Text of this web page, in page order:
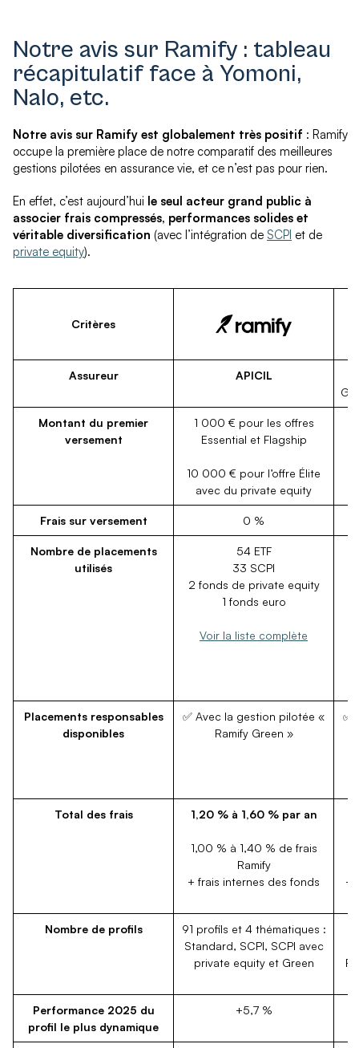
Notre avis sur Ramify : tableau
récapitulatif face à Yomoni,
Nalo, etc.
Notre avis sur Ramify est globalement très positif : Ramify
occupe la première place de notre comparatif des meilleures
gestions pilotées en assurance vie, et ce n’est pas pour rien.
En effet, c’est aujourd’hui le seul acteur grand public à
associer frais compressés, performances solides et
véritable diversification (avec l’intégration de SCPI et de
private equity).
Critères
Assureur
APICIL
Montant du premier
versement
1 000 € pour les offres
Essential et Flagship
10 000 € pour l’offre Élite
avec du private equity
Frais sur versement 0 %
Nombre de placements
utilisés
54 ETF
33 SCPI
2 fonds de private equity
1 fonds euro
Voir la liste complète
Placements responsables
disponibles
✅ Avec la gestion pilotée «
Ramify Green »
✅
Total des frais 1,20 % à 1,60 % par an
1,00 % à 1,40 % de frais
Ramify
+ frais internes des fonds
+
Nombre de profils
91 profils et 4 thématiques :
Standard, SCPI, SCPI avec
private equity et Green
Performance 2025 du
profil le plus dynamique
+5,7 %